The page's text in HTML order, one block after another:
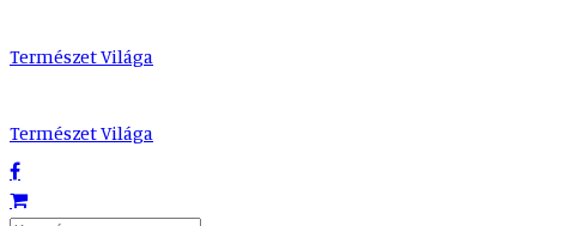
Természet Világa
Természet Világa